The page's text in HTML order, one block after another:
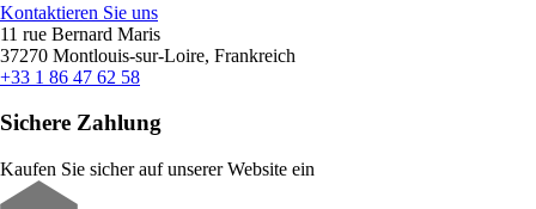
Kontaktieren Sie uns
11 rue Bernard Maris
37270 Montlouis-sur-Loire, Frankreich
+33 1 86 47 62 58
Sichere Zahlung
Kaufen Sie sicher auf unserer Website ein